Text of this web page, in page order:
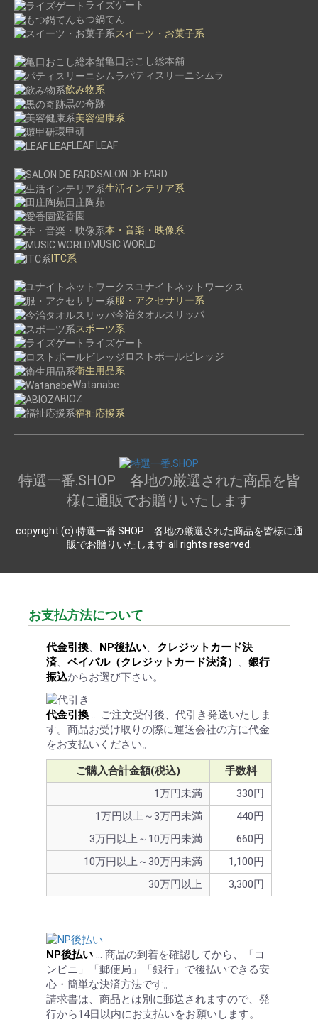
ライズゲート
もつ鍋てん
スイーツ・お菓子系
亀口おこし総本舗
パティスリーニシムラ
飲み物系
黒の奇跡
美容健康系
環甲研
LEAF LEAF
SALON DE FARD
生活インテリア系
田庄陶苑
愛香園
本・音楽・映像系
MUSIC WORLD
ITC系
ユナイトネットワークス
服・アクセサリー系
今治タオルスリッパ
スポーツ系
ライズゲート
ロストボールビレッジ
衛生用品系
Watanabe
ABIOZ
福祉応援系
特選一番.SHOP 各地の厳選された商品を皆
様に通販でお贈りいたします
copyright (c) 特選一番.SHOP 各地の厳選された商品を皆様に通
販でお贈りいたします all rights reserved.
お支払方法について
代金引換、 NP後払い、 クレジットカード決
済、 ペイパル（クレジットカード決済） 、 銀行
振込からお選び下さい。
代金引換 … ご注文受付後、代引き発送いたしま
す。商品お受け取りの際に運送会社の方に代金
をお支払いください。
ご購入合計金額(税込)
手数料
1万円未満
330円
1万円以上～3万円未満
440円
3万円以上～10万円未満
660円
10万円以上～30万円未満
1,100円
30万円以上
3,300円
NP後払い … 商品の到着を確認してから、「コ
ンビニ」「郵便局」「銀行」で後払いできる安
心・簡単な決済方法です。
請求書は、商品とは別に郵送されますので、発
行から14日以内にお支払いをお願いします。